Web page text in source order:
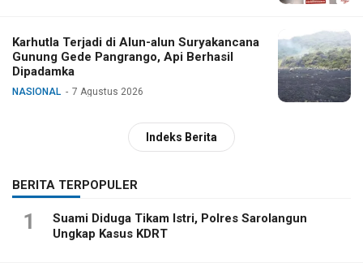
Karhutla Terjadi di Alun-alun Suryakancana
Gunung Gede Pangrango, Api Berhasil
Dipadamka
NASIONAL 7 Agustus 2026
Indeks Berita
BERITA TERPOPULER
1
Suami Diduga Tikam Istri, Polres Sarolangun
Ungkap Kasus KDRT